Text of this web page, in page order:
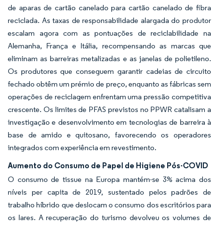
de aparas de cartão canelado para cartão canelado de fibra
reciclada. As taxas de responsabilidade alargada do produtor
escalam agora com as pontuações de reciclabilidade na
Alemanha, França e Itália, recompensando as marcas que
eliminam as barreiras metalizadas e as janelas de polietileno.
Os produtores que conseguem garantir cadeias de circuito
fechado obtêm um prémio de preço, enquanto as fábricas sem
operações de reciclagem enfrentam uma pressão competitiva
crescente. Os limites de PFAS previstos no PPWR catalisam a
investigação e desenvolvimento em tecnologias de barreira à
base de amido e quitosano, favorecendo os operadores
integrados com experiência em revestimento.
Aumento do Consumo de Papel de Higiene Pós-COVID
O consumo de tissue na Europa mantém-se 3% acima dos
níveis per capita de 2019, sustentado pelos padrões de
trabalho híbrido que deslocam o consumo dos escritórios para
os lares. A recuperação do turismo devolveu os volumes de